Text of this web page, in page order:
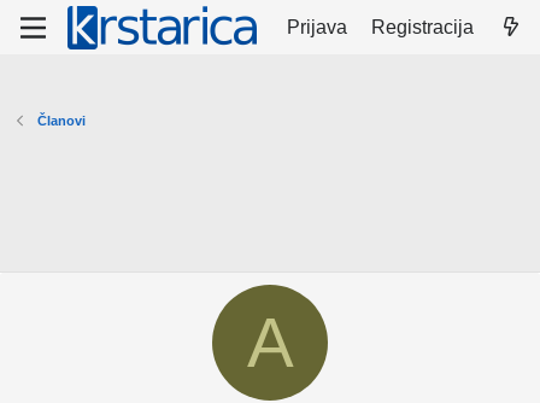
Prijava Registracija
Članovi
A